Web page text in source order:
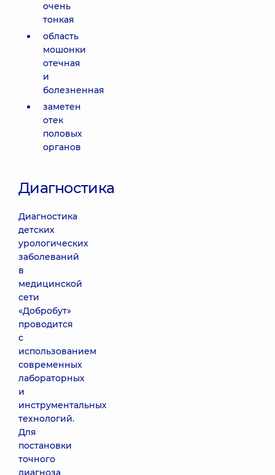
очень
тонкая
область
мошонки
отечная
и
болезненная
заметен
отек
половых
органов
Диагностика
Диагностика
детских
урологических
заболеваний
в
медицинской
сети
«Добробут»
проводится
с
использованием
современных
лабораторных
и
инструментальных
технологий.
Для
постановки
точного
диагноза